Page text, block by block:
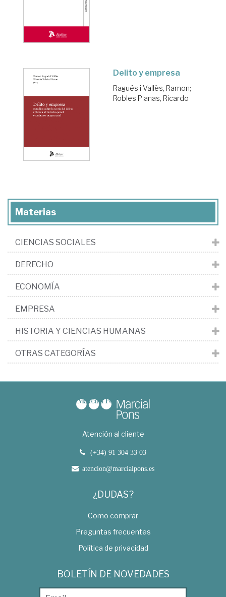
Delito y empresa
Ragués i Vallès, Ramon;
Robles Planas, Ricardo
Materias
CIENCIAS SOCIALES
DERECHO
ECONOMÍA
EMPRESA
HISTORIA Y CIENCIAS HUMANAS
OTRAS CATEGORÍAS
Atención al cliente
(+34) 91 304 33 03
atencion@marcialpons.es
¿DUDAS?
Como comprar
Preguntas frecuentes
Política de privacidad
BOLETÍN DE NOVEDADES